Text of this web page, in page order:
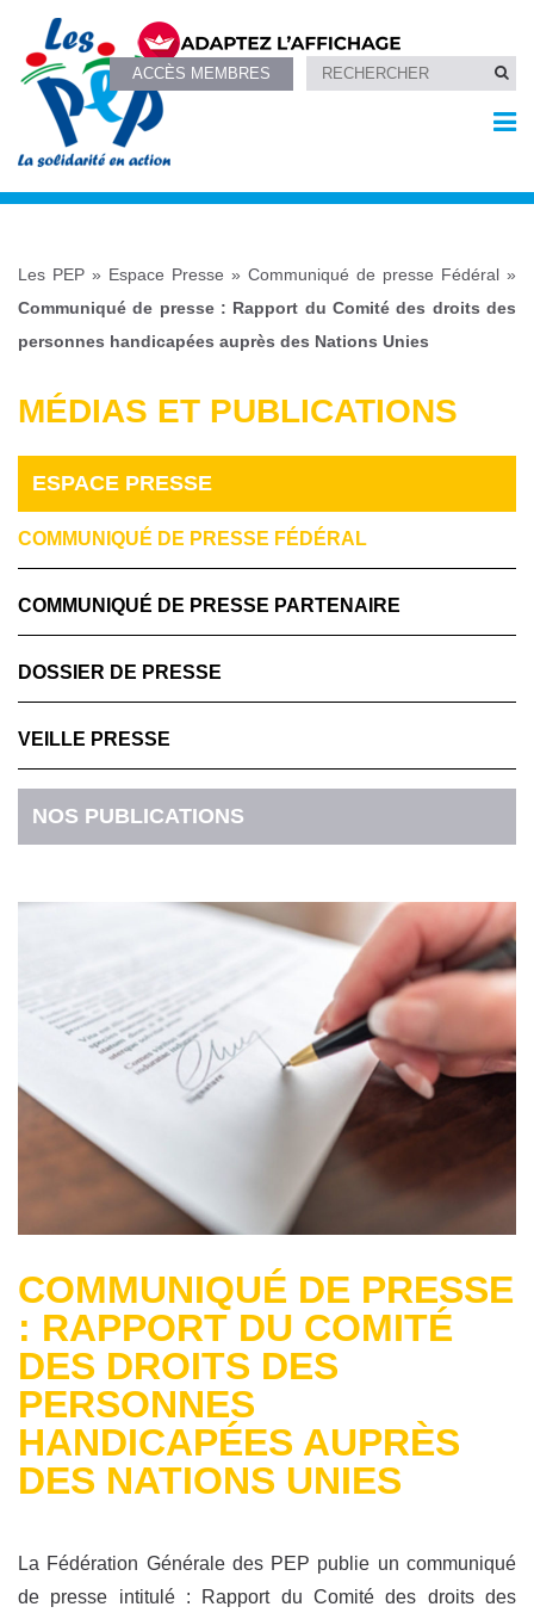
ACCÈS MEMBRES
Les PEP » Espace Presse » Communiqué de presse Fédéral »
Communiqué de presse : Rapport du Comité des droits des
personnes handicapées auprès des Nations Unies
MÉDIAS ET PUBLICATIONS
ESPACE PRESSE
COMMUNIQUÉ DE PRESSE FÉDÉRAL
COMMUNIQUÉ DE PRESSE PARTENAIRE
DOSSIER DE PRESSE
VEILLE PRESSE
NOS PUBLICATIONS
COMMUNIQUÉ DE PRESSE
: RAPPORT DU COMITÉ
DES DROITS DES
PERSONNES
HANDICAPÉES AUPRÈS
DES NATIONS UNIES
La Fédération Générale des PEP publie un communiqué
de presse intitulé : Rapport du Comité des droits des